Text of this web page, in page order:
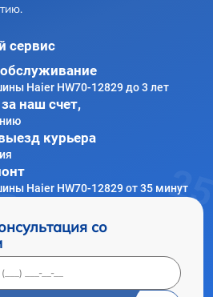
сервис
Haier HW70-12829 до 3 лет
наш счет,
курьера
Haier HW70-12829 от 35 минут
со